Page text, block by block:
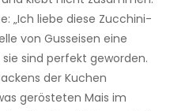
„Ich liebe diese Zucchini-
von Gusseisen eine
sind perfekt geworden.
der Kuchen
gerösteten Mais im